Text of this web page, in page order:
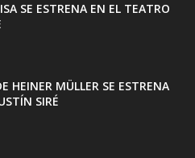
SE ESTRENA EN EL TEATRO
HEINER MÜLLER SE ESTRENA
SIRÉ